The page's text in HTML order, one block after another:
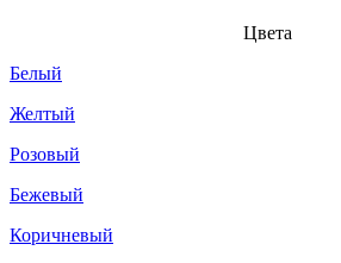
Цвета
Белый
Желтый
Розовый
Бежевый
Коричневый